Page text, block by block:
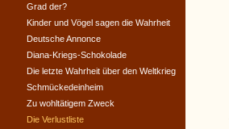
Grad der?
Kinder und Vögel sagen die Wahrheit
Deutsche Annonce
Diana-Kriegs-Schokolade
Die letzte Wahrheit über den Weltkrieg
Schmückedeinheim
Zu wohltätigem Zweck
Die Verlustliste